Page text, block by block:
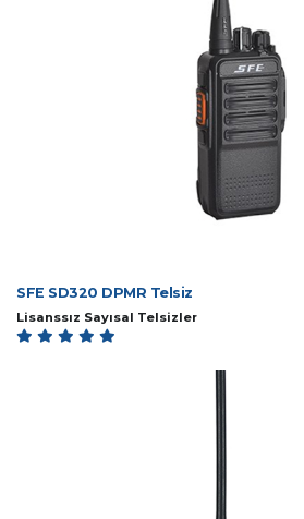
SFE SD320 DPMR Telsiz
Lisanssız Sayısal Telsizler